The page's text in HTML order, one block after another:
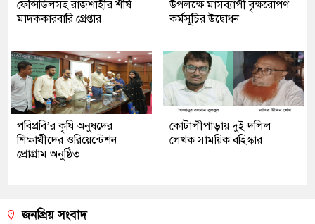
ফেন্সিডিলসহ রাজশাহীর শীর্ষ
মাদককারবারি গ্রেপ্তার
উপলক্ষে মাসব্যাপী বৃক্ষরোপণ
কর্মসূচির উদ্বোধন
পবিপ্রবি’র কৃষি অনুষদের
শিক্ষার্থীদের ওরিয়েন্টেশন
প্রোগ্রাম অনুষ্ঠিত
কোটালীপাড়ায় দুই দলিল
লেখক সাময়িক বহিস্কার
জনপ্রিয় সংবাদ